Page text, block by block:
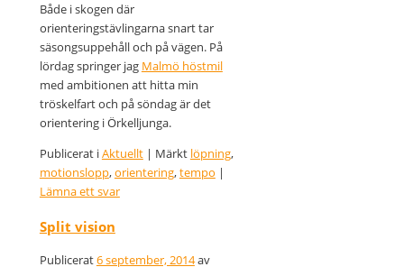
Både i skogen där
orienteringstävlingarna snart tar
säsongsuppehåll och på vägen. På
lördag springer jag Malmö höstmil
med ambitionen att hitta min
tröskelfart och på söndag är det
orientering i Örkelljunga.
Publicerat iAktuellt | Märkt löpning,
motionslopp,orientering,tempo |
Lämna ett svar
Split vision
Publicerat6 september, 2014av